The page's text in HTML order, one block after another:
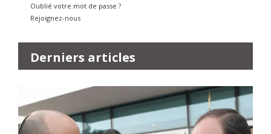
Oublié votre mot de passe ?
Rejoignez-nous
Derniers articles